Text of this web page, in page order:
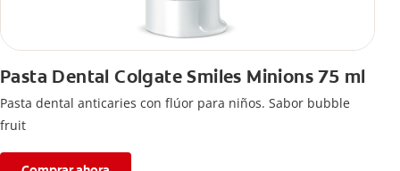
Pasta Dental Colgate Smiles Minions 75 ml
Pasta dental anticaries con flúor para niños. Sabor bubble
fruit